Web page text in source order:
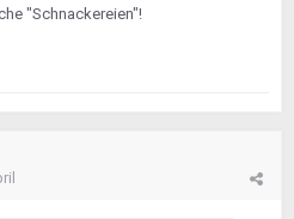
"Schnackereien"!